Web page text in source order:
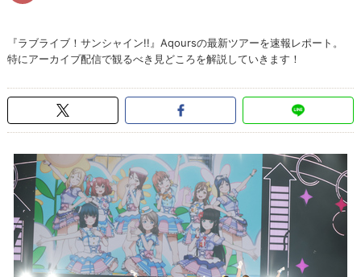
『ラブライブ！サンシャイン!!』Aqoursの最新ツアーを速報レポート。
特にアーカイブ配信で観るべき見どころを解説していきます！